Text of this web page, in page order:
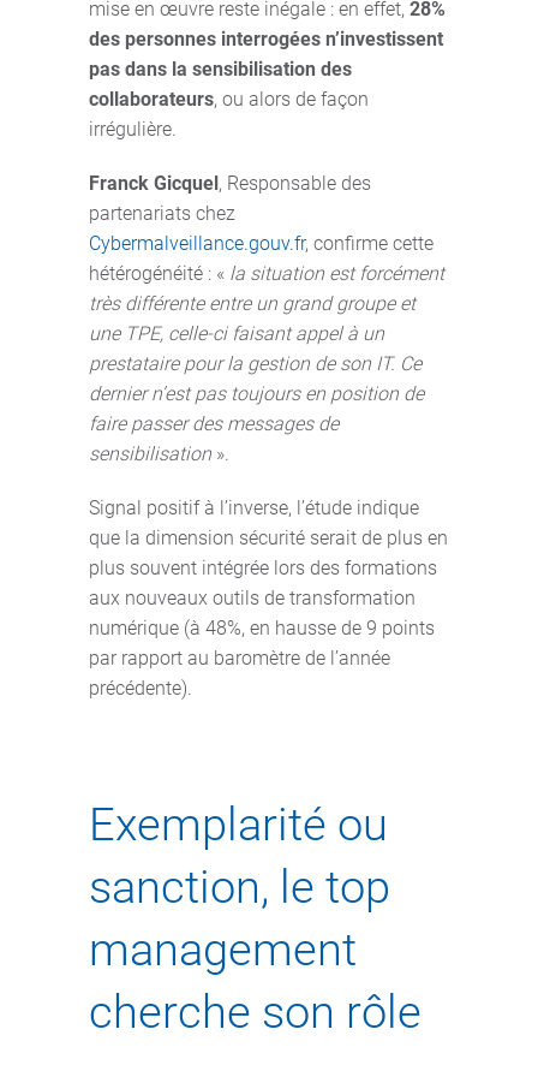
mise en œuvre reste inégale : en effet, 28%
des personnes interrogées n’investissent
pas dans la sensibilisation des
collaborateurs, ou alors de façon
irrégulière.
Franck Gicquel, Responsable des
partenariats chez
Cybermalveillance.gouv.fr, confirme cette
hétérogénéité : « la situation est forcément
très différente entre un grand groupe et
une TPE, celle-ci faisant appel à un
prestataire pour la gestion de son IT. Ce
dernier n’est pas toujours en position de
faire passer des messages de
sensibilisation ».
Signal positif à l’inverse, l’étude indique
que la dimension sécurité serait de plus en
plus souvent intégrée lors des formations
aux nouveaux outils de transformation
numérique (à 48%, en hausse de 9 points
par rapport au baromètre de l’année
précédente).
Exemplarité ou
sanction, le top
management
cherche son rôle